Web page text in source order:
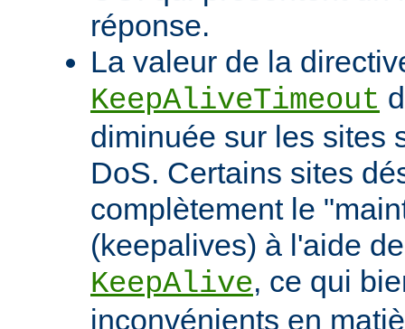
réponse.
La valeur de la
KeepAliveTimeout
diminuée sur les sites
DoS. Certains sites
complètement le
(keepalives) à l'aide
KeepAlive, ce qui
inconvénients en